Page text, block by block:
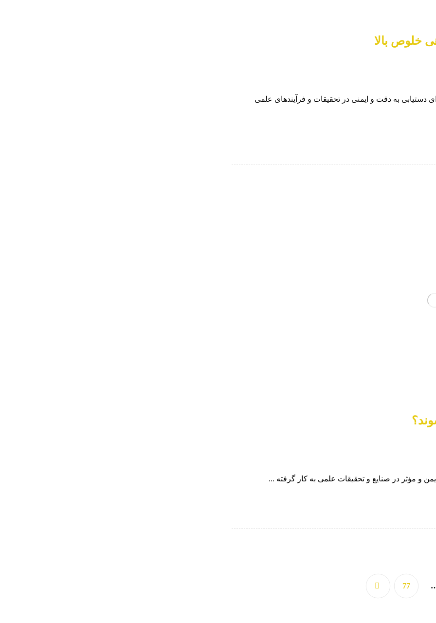
خلوص بالا
دستیابی به دقت و ایمنی در تحقیقات و فرآیندهای علمی
و مؤثر در صنایع و تحقیقات علمی به کار گرفته ...
77